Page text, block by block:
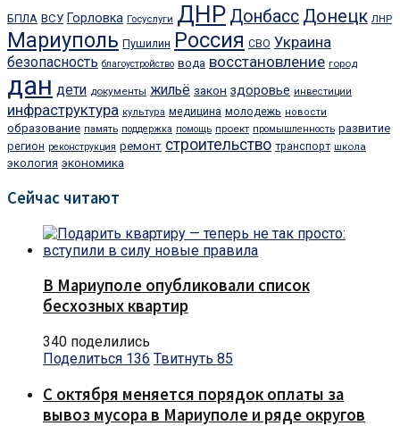
БПЛА ВСУ Горловка Госуслуги ДНР Донбасс Донецк ЛНР
Мариуполь Пушилин Россия СВО Украина
безопасность благоустройство вода восстановление город
дан дети документы жильё закон здоровье инвестиции
инфраструктура культура медицина молодежь новости
образование память поддержка помощь проект промышленность развитие
регион реконструкция ремонт строительство транспорт школа
экология экономика
Сейчас читают
В Мариуполе опубликовали список
бесхозных квартир
340 поделились
Поделиться 136 Твитнуть 85
С октября меняется порядок оплаты за
вывоз мусора в Мариуполе и ряде округов